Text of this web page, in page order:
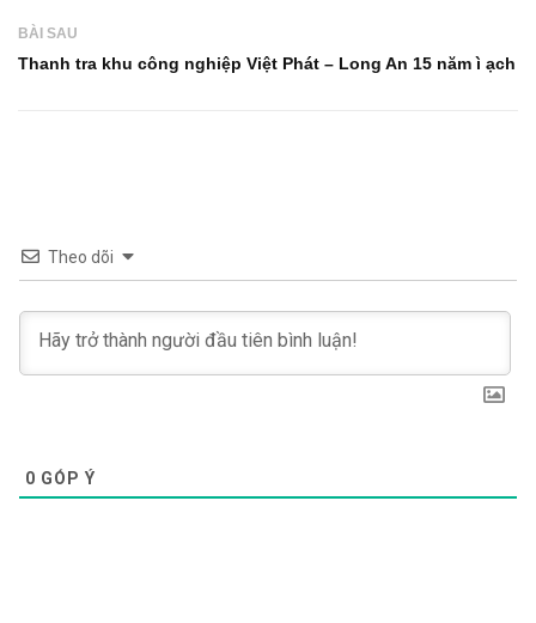
BÀI SAU
Thanh tra khu công nghiệp Việt Phát – Long An 15 năm ì ạch
Theo dõi
0 GÓP Ý